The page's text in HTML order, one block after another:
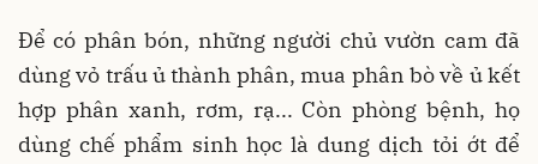
Để có phân bón, những người chủ vườn cam đã
dùng vỏ trấu ủ thành phân, mua phân bò về ủ kết
hợp phân xanh, rơm, rạ... Còn phòng bệnh, họ
dùng chế phẩm sinh học là dung dịch tỏi ớt để